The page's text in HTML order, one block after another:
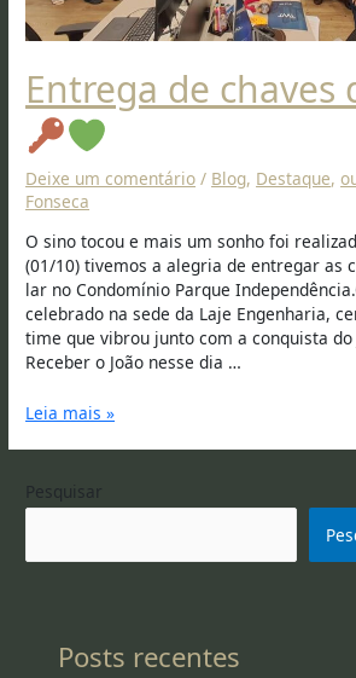
Entrega de chaves
Deixe um comentário / Blog, Destaque,
Fonseca
O sino tocou e mais um sonho foi
(01/10) tivemos a alegria de entregar as
lar no Condomínio Parque
celebrado na sede da Laje Engenharia,
time que vibrou junto com a conquista do
Receber o João nesse dia …
Leia mais »
Pesquisar
Posts recentes